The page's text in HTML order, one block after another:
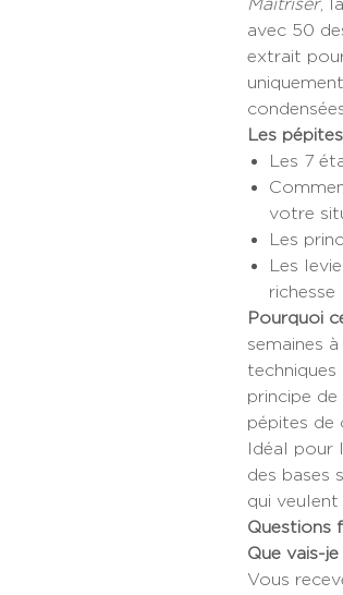
Maîtriser,
avec 50
extrait
Les
Les 7
votre
Les
Les
richesse
Pourquoi
semaines
principe
pépites de
Idéal pour
des bases
qui veulent
Questions
Que vais-
Vous